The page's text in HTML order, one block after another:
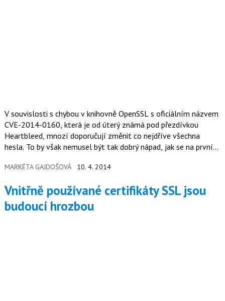
V souvislosti s chybou v knihovně OpenSSL s oficiálním názvem
CVE-2014-0160, která je od úterý známá pod přezdívkou
Heartbleed, mnozí doporučují změnit co nejdříve všechna
hesla. To by však nemusel být tak dobrý nápad, jak se na první
MARKÉTA GAJDOŠOVÁ 10. 4. 2014
Vnitřně používané certifikáty SSL jsou
budoucí hrozbou